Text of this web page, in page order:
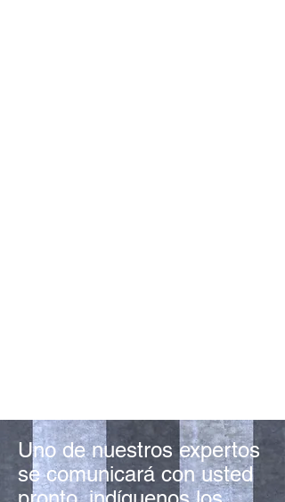
Uno de nuestros expertos
se comunicará con usted